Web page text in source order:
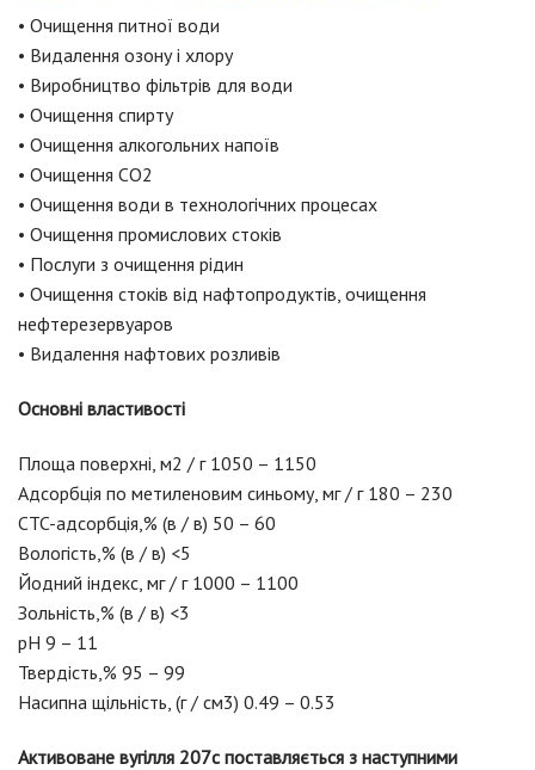
• Очищення питної води
• Видалення озону і хлору
• Виробництво фільтрів для води
• Очищення спирту
• Очищення алкогольних напоїв
• Очищення СО2
• Очищення води в технологічних процесах
• Очищення промислових стоків
• Послуги з очищення рідин
• Очищення стоків від нафтопродуктів, очищення
нефтерезервуаров
• Видалення нафтових розливів
Основні властивості
Площа поверхні, м2 / г 1050 – 1150
Адсорбція по метиленовим синьому, мг / г 180 – 230
CTC-адсорбція,% (в / в) 50 – 60
Вологість,% (в / в) <5
Йодний індекс, мг / г 1000 – 1100
Зольність,% (в / в) <3
pH 9 – 11
Твердість,% 95 – 99
Насипна щільність, (г / см3) 0.49 – 0.53
Активоване вугілля 207с поставляється з наступними